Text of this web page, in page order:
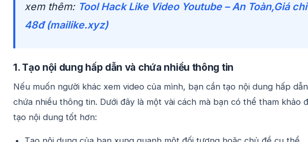
xem thêm: Tool Hack Like Video Youtube – An Toàn,Giá chỉ
48đ (mailike.xyz)
1. Tạo nội dung hấp dẫn và chứa nhiều thông tin
Nếu muốn người khác xem video của mình, bạn cần tạo nội dung hấp
chứa nhiều thông tin. Dưới đây là một vài cách mà bạn có thể tham khảo
tạo nội dung tốt hơn: